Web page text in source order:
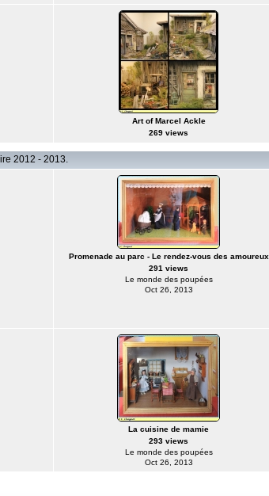
Art of Marcel Ackle
269 views
2012 - 2013.
Promenade au parc - Le rendez-vous des amoureux
291 views
Le monde des poupées
Oct 26, 2013
La cuisine de mamie
293 views
Le monde des poupées
Oct 26, 2013